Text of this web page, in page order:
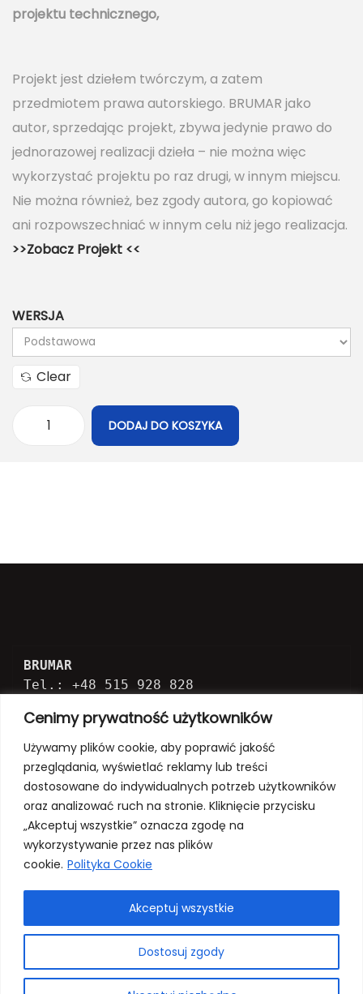
Cenimy prywatność użytkowników
Używamy plików cookie, aby poprawić jakość
przeglądania, wyświetlać reklamy lub treści
dostosowane do indywidualnych potrzeb użytkowników
oraz analizować ruch na stronie. Kliknięcie przycisku
„Akceptuj wszystkie” oznacza zgodę na
wykorzystywanie przez nas plików
cookie. Polityka Cookie
Dostosuj zgody
Akceptuj wszystkie
projektu technicznego,
Projekt jest dziełem twórczym, a zatem
przedmiotem prawa autorskiego. BRUMAR jako
autor, sprzedając projekt, zbywa jedynie prawo do
jednorazowej realizacji dzieła – nie można więc
wykorzystać projektu po raz drugi, w innym miejscu.
Nie można również, bez zgody autora, go kopiować
ani rozpowszechniać w innym celu niż jego realizacja.
>>Zobacz Projekt <<
WERSJA
Clear
DODAJ DO KOSZYKA
BRUMAR
Tel.: +48 515 928 828
Koszalin, Polska
Kontakt
Regulamin
Polityka prywatności
Dostawa i płatności
Projekty domów parterowych Rodzina na Swoim
Projekty domów do 100m2